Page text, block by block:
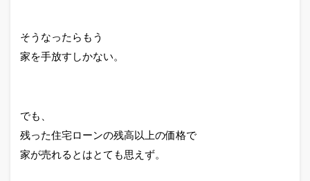
そうなったらもう
家を手放すしかない。
でも、
残った住宅ローンの残高以上の価格で
家が売れるとはとても思えず。